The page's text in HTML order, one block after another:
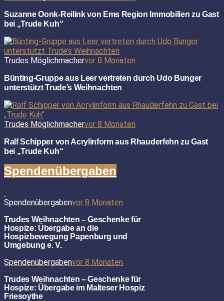
Suzanne Oonk-Reilink von Ems Region Immobilien zu Gast
bei „Trude Kuh“
Trudes Möglichmachervor 8 Monaten
Bünting-Gruppe aus Leer vertreten durch Udo Bunger
unterstützt Trude’s Weihnachten
Trudes Möglichmachervor 8 Monaten
Ralf Schipper von Acrylinform aus Rhauderfehn zu Gast
bei „Trude Kuh“
Spendenübergaben
Spendenübergabenvor 8 Monaten
Trudes Weihnachten – Geschenke für
Hospize: Übergabe an die
Hospizbewegung Papenburg und
Umgebung e. V.
Spendenübergabenvor 8 Monaten
Trudes Weihnachten – Geschenke für
Hospize: Übergabe im Malteser Hospiz
Friesoythe